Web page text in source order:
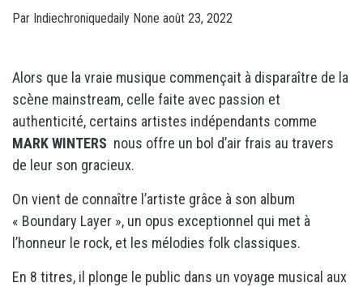
Par Indiechroniquedaily None août 23, 2022
Alors que la vraie musique commençait à disparaître de la
scène mainstream, celle faite avec passion et
authenticité, certains artistes indépendants comme
MARK WINTERS nous offre un bol d’air frais au travers
de leur son gracieux.
On vient de connaître l’artiste grâce à son album
« Boundary Layer », un opus exceptionnel qui met à
l’honneur le rock, et les mélodies folk classiques.
En 8 titres, il plonge le public dans un voyage musical aux